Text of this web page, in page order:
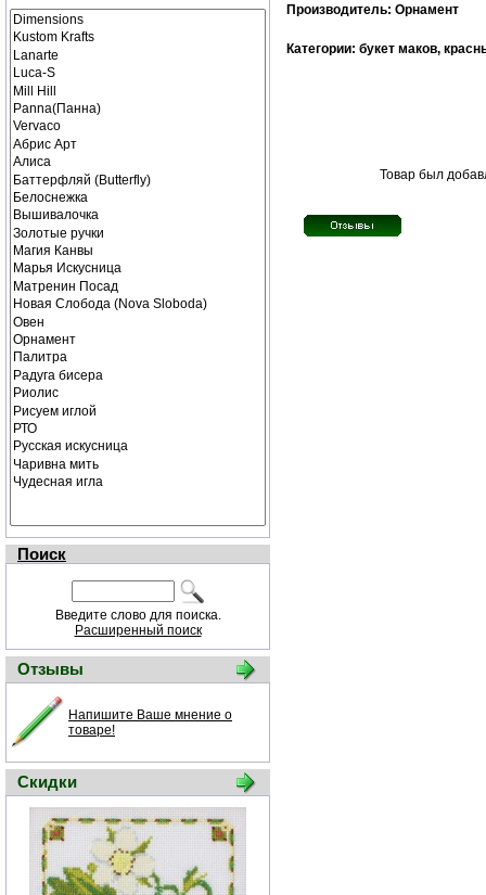
Поиск
Введите слово для поиска.
Расширенный поиск
Отзывы
Напишите Ваше мнение о
товаре!
Скидки
Производитель: Орнамент
Категории: букет маков,
Товар был